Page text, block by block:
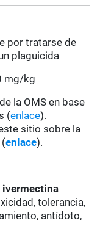
por tratarse de
plaguicida
mg/kg
la OMS en base
(enlace).
sitio sobre la
(enlace).
ivermectina
tolerancia,
antídoto,